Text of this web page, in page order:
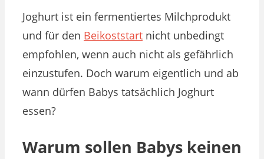
Joghurt ist ein fermentiertes Milchprodukt
und für den Beikoststart nicht unbedingt
empfohlen, wenn auch nicht als gefährlich
einzustufen. Doch warum eigentlich und ab
wann dürfen Babys tatsächlich Joghurt
essen?
Warum sollen Babys keinen